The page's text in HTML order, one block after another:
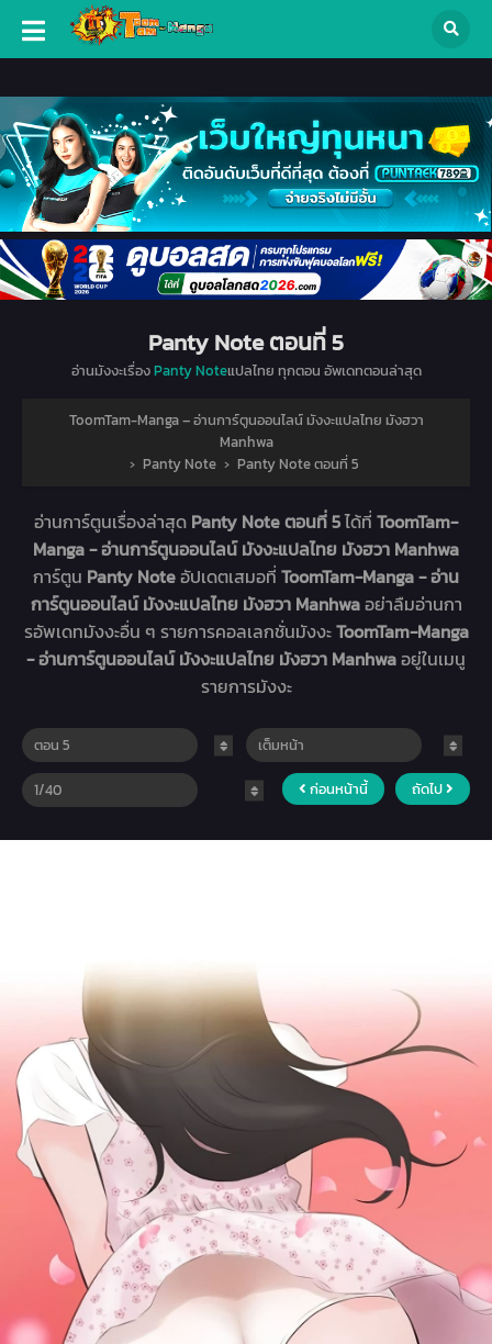
Panty Note ตอนที่ 5
อ่านมังงะเรื่องPanty Noteแปลไทย ทุกตอน อัพเดทตอนล่าสุด
ToomTam-Manga – อ่านการ์ตูนออนไลน์ มังงะแปลไทย มังฮวา
Manhwa
› Panty Note › Panty Note ตอนที่ 5
อ่านการ์ตูนเรื่องล่าสุด Panty Note ตอนที่ 5ได้ที่ ToomTam-
Manga - อ่านการ์ตูนออนไลน์ มังงะแปลไทย มังฮวา Manhwa
การ์ตูน Panty Noteอัปเดตเสมอที่ ToomTam-Manga - อ่าน
การ์ตูนออนไลน์ มังงะแปลไทย มังฮวา Manhwaอย่าลืมอ่านกา
รอัพเดทมังงะอื่น ๆ รายการคอลเลกชั่นมังงะToomTam-Manga
- อ่านการ์ตูนออนไลน์ มังงะแปลไทย มังฮวา Manhwaอยู่ในเมนู
รายการมังงะ
ก่อนหน้านี้ ถัดไป